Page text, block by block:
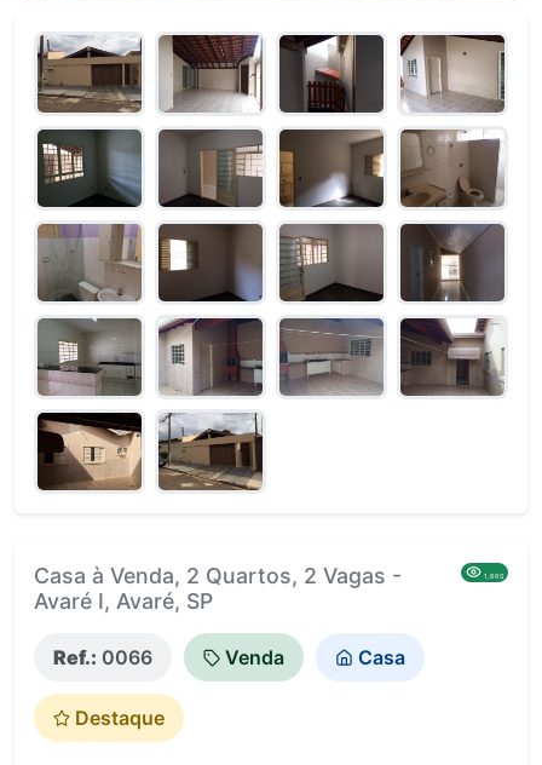
Casa à Venda, 2 Quartos, 2 Vagas -
Avaré I, Avaré, SP
1,660
Ref.: 0066 Venda Casa
Destaque